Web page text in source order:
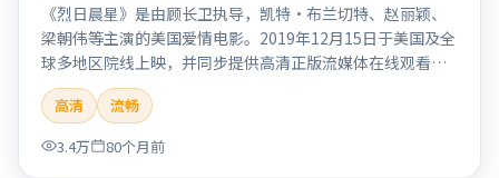
《烈日晨星》是由顾长卫执导，凯特·布兰切特、赵丽颖、
梁朝伟等主演的美国爱情电影。2019年12月15日于美国及全
球多地区院线上映，并同步提供高清正版流媒体在线观看。
剧情与看点：情感细腻动人，人物关系真实可信，适合喜欢
温情叙事的观众。本片适合检索「烈日晨星」「顾长卫」
「爱情」「美国」「2019」「2019-12-15上映」等关键词的
影迷阅读简介与主创信息。
高清
流畅
3.4万
80个月前